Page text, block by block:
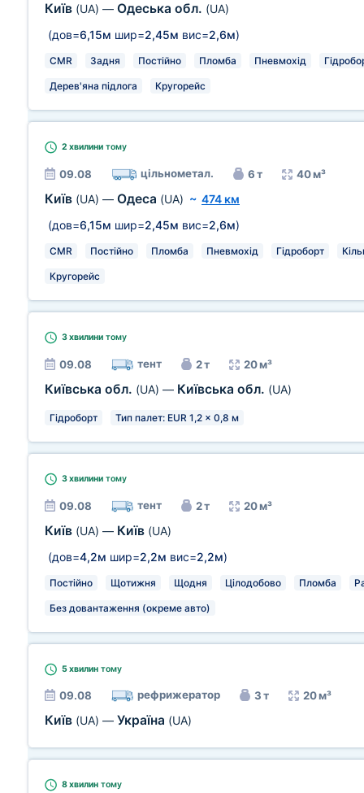
Київ (UA) — Одеська обл. (UA)
(дов=6,15м шир=2,45м вис=2,6м)
CMR Задня Постійно Пломба Пневмохід
Дерев'яна підлога Кругорейс
2 хвилини тому
09.08 цільнометал. 6 т 40 м³
Київ (UA) — Одеса (UA) ~ 474 км
(дов=6,15м шир=2,45м вис=2,6м)
CMR Постійно Пломба Пневмохід Гідроборт
Кругорейс
3 хвилини тому
09.08 тент 2 т 20 м³
Київська обл. (UA) — Київська обл. (UA)
Гідроборт Тип палет: EUR 1,2 x 0,8 м
3 хвилини тому
09.08 тент 2 т 20 м³
Київ (UA) — Київ (UA)
(дов=4,2м шир=2,2м вис=2,2м)
Постійно Щотижня Щодня Цілодобово Пломба
Без довантаження (окреме авто)
5 хвилин тому
09.08 рефрижератор 3 т 20 м³
Київ (UA) — Україна (UA)
8 хвилин тому